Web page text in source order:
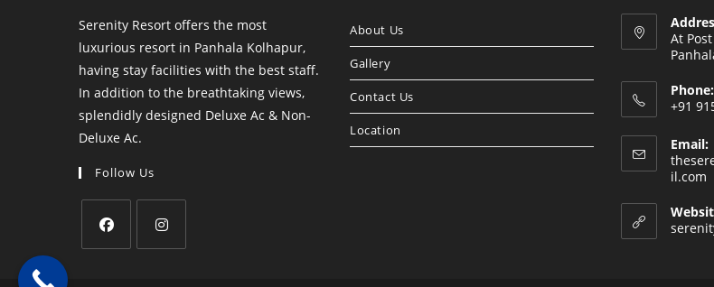
Serenity Resort offers the most
luxurious resort in Panhala Kolhapur,
having stay facilities with the best staff.
In addition to the breathtaking views,
splendidly designed Deluxe Ac & Non-
Deluxe Ac.
Follow Us
About Us
Gallery
Contact Us
Location
At
Phone:
+91
Email:
il.com